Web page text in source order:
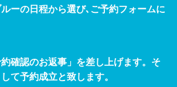
ルーの日程から選び､ご予約フォームに
約確認のお返事」を差し上げます。そ
て予約成立と致します。